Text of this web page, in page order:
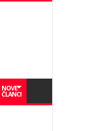
NOVE
ČLANCI